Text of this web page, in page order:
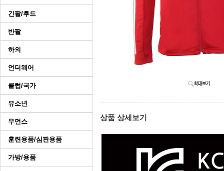
긴팔/후드
반팔
하의
언더웨어
클럽/국가
유소년
우먼스
훈련용품/심판용품
가방/용품
상품 상세보기